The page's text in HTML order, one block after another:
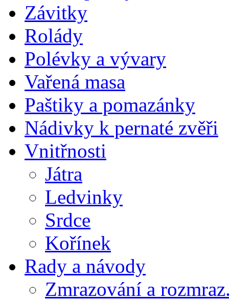
Závitky
Rolády
Polévky a vývary
Vařená masa
Paštiky a pomazánky
Nádivky k pernaté zvěři
Vnitřnosti
Játra
Ledvinky
Srdce
Kořínek
Rady a návody
Zmrazování a